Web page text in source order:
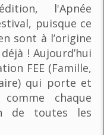
l'Apnée
puisque ce
sont à l’origine
! Aujourd’hui
FEE (Famille,
qui porte et
chaque
de toutes les